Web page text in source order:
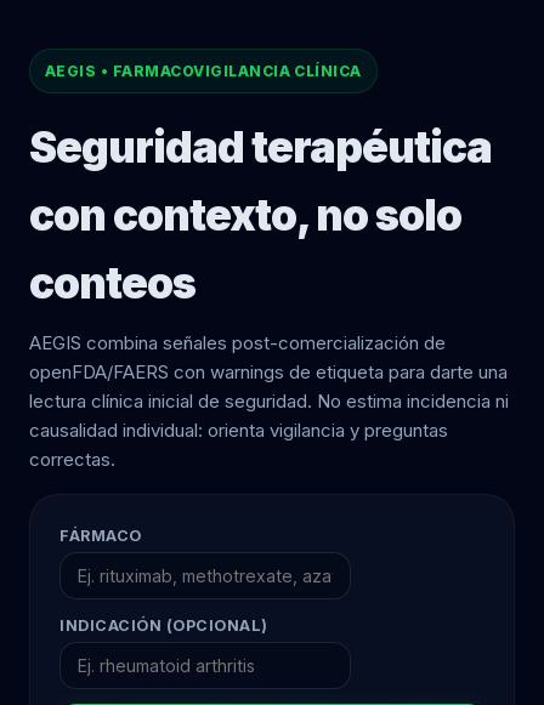
AEGIS • FARMACOVIGILANCIA CLÍNICA
Seguridad terapéutica
con contexto, no solo
conteos
AEGIS combina señales post-comercialización de
openFDA/FAERS con warnings de etiqueta para darte una
lectura clínica inicial de seguridad. No estima incidencia ni
causalidad individual: orienta vigilancia y preguntas
correctas.
FÁRMACO
INDICACIÓN (OPCIONAL)